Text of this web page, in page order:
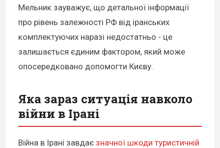
Мельник зауважує, що детальної інформації
про рівень залежності РФ від іранських
комплектуючих наразі недостатньо - це
залишається єдиним фактором, який може
опосередковано допомогти Києву.
Яка зараз ситуація навколо
війни в Ірані
Війна в Ірані завдає значної шкоди туристичній